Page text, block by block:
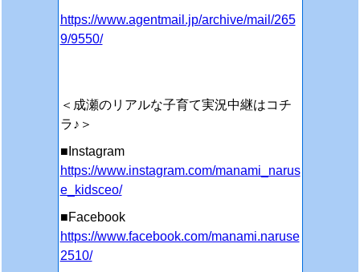
https://www.agentmail.jp/archive/mail/265
9/9550/
＜成瀬のリアルな子育て実況中継はコチ
ラ♪＞
■Instagram
https://www.instagram.com/manami_narus
e_kidsceo/
■Facebook
https://www.facebook.com/manami.naruse
2510/